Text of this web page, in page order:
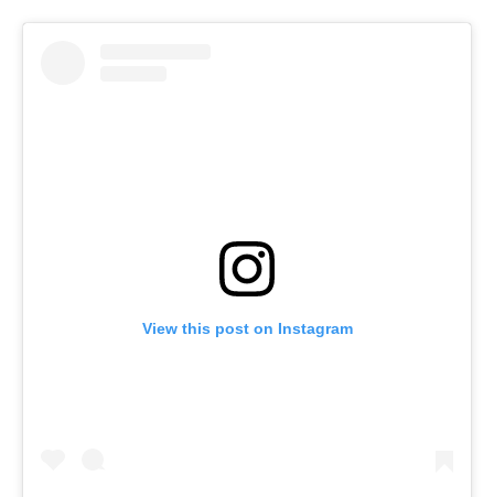
View this post on Instagram